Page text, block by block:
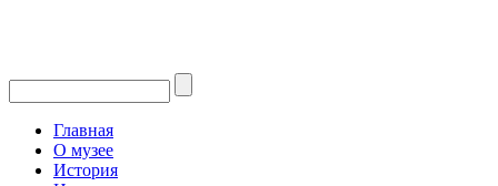
Главная
О музее
История